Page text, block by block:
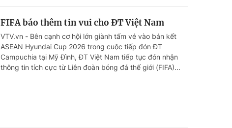
FIFA báo thêm tin vui cho ĐT Việt Nam
VTV.vn - Bên cạnh cơ hội lớn giành tấm vé vào bán kết
ASEAN Hyundai Cup 2026 trong cuộc tiếp đón ĐT
Campuchia tại Mỹ Đình, ĐT Việt Nam tiếp tục đón nhận
thông tin tích cực từ Liên đoàn bóng đá thế giới (FIFA)...